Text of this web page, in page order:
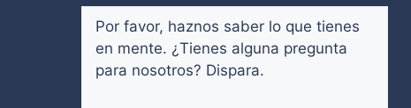
Comentarios (Obligatorio)